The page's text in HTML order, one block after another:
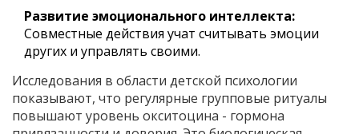
Развитие эмоционального интеллекта:
Совместные действия учат считывать эмоции
других и управлять своими.
Исследования в области детской психологии
показывают, что регулярные групповые ритуалы
повышают уровень окситоцина - гормона